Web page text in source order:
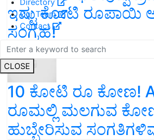
Our Team
Contact
CLOSE
ಇಷ್ಟು ಕೋಟಿ ರೂಪಾಯಿ
ಸಂಗ್ರಹ!
10 ಕೋಟಿ ರೂ ಕೋಣ!
ರೂಮಲ್ಲಿ ಮಲಗುವ
ಹುಬ್ಬೇರಿಸುವ